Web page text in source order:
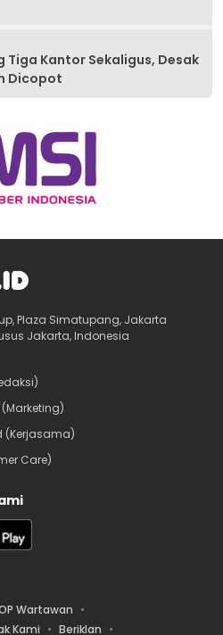
Tiga Kantor Sekaligus, Desak
Dicopot
Plaza Simatupang, Jakarta
Jakarta, Indonesia
(Kerjasama)
Care)
Wartawan
Kami Beriklan